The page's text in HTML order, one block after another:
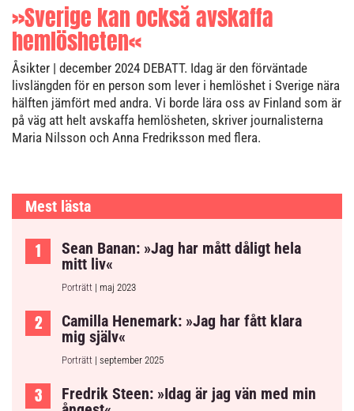
»Sverige kan också avskaffa
hemlösheten«
Åsikter | december 2024 DEBATT. Idag är den förväntade
livslängden för en person som lever i hemlöshet i Sverige nära
hälften jämfört med andra. Vi borde lära oss av Finland som är
på väg att helt avskaffa hemlösheten, skriver journalisterna
Maria Nilsson och Anna Fredriksson med flera.
Mest lästa
Sean Banan: »Jag har mått dåligt hela
mitt liv«
Porträtt | maj 2023
Camilla Henemark: »Jag har fått klara
mig själv«
Porträtt | september 2025
Fredrik Steen: »Idag är jag vän med min